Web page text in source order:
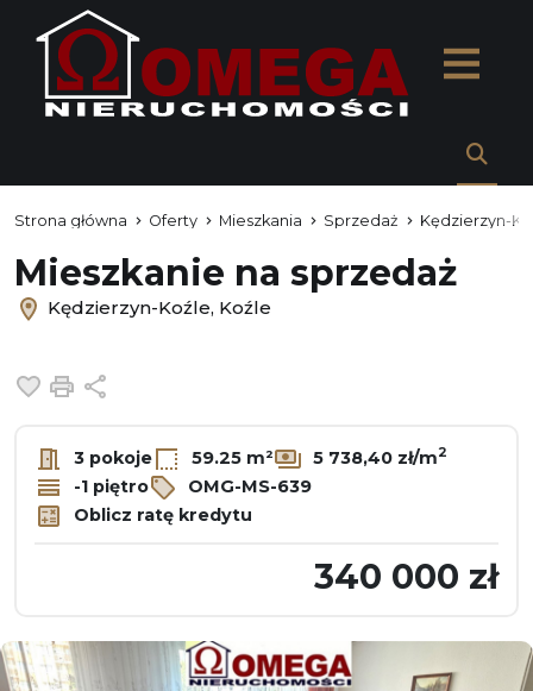
Strona główna Oferty Mieszkania Sprzedaż Kędzierzyn-
Mieszkanie na sprzedaż
Kędzierzyn-Koźle, Koźle
Dodaj do ulubionych
Drukuj
3 pokoje 59.25 m² 5 738,40 zł/m2
-1 piętro
OMG-MS-639
Oblicz ratę kredytu
340 000 zł